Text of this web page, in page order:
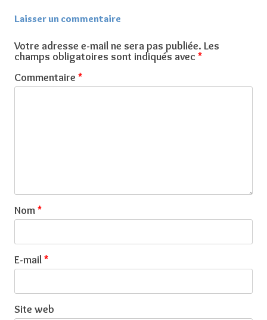
Laisser un commentaire
Votre adresse e-mail ne sera pas publiée. Les
champs obligatoires sont indiqués avec *
Commentaire *
Nom*
E-mail*
Site web